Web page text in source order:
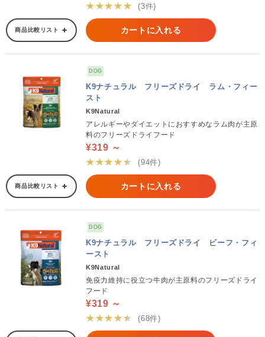
★★★★★
(3件)
商品比較リスト カートに入れる
DOG
K9ナチュラル フリーズドライ ラム・フィー
スト
K9Natural
アレルギーやダイエットにおすすめなラム肉が主原
料のフリーズドライフード
¥319 ～
★★★★★
(94件)
商品比較リスト カートに入れる
DOG
K9ナチュラル フリーズドライ ビーフ・フィ
ースト
K9Natural
免疫力維持に役立つ牛肉が主原料のフリーズドライ
フード
¥319 ～
★★★★★
(68件)